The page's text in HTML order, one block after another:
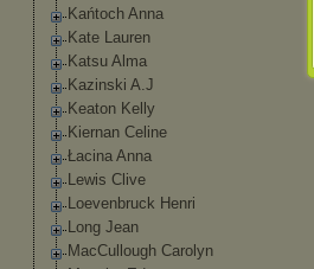
Kańtoch Anna
Kate Lauren
Katsu Alma
Kazinski A.J
Keaton Kelly
Kiernan Celine
Łacina Anna
Lewis Clive
Loevenbruck Henri
Long Jean
MacCullough Carolyn